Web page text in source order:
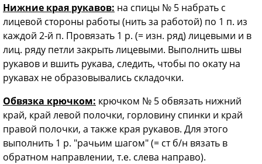
Нижние края рукавов: на спицы № 5 набрать с
лицевой стороны работы (нить за работой) по 1 п. из
каждой 2-й п. Провязать 1 р. (= изн. ряд) лицевыми и в
лиц. ряду петли закрыть лицевыми. Выполнить швы
рукавов и вшить рукава, следить, чтобы по окату на
рукавах не образовывались складочки.
Обвязка крючком: крючком № 5 обвязать нижний
край, край левой полочки, горловину спинки и край
правой полочки, а также края рукавов. Для этого
выполнить 1 р. "рачьим шагом" (= ст б/н вязать в
обратном направлении, т.е. слева направо).